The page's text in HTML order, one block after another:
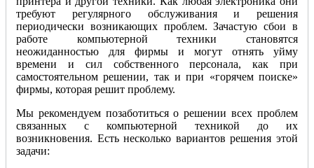
требуют регулярного обслуживания и решения
периодически возникающих проблем. Зачастую сбои в
работе компьютерной техники становятся
неожиданностью для фирмы и могут отнять уйму
времени и сил собственного персонала, как при
самостоятельном решении, так и при «горячем поиске»
фирмы, которая решит проблему.
Мы рекомендуем позаботиться о решении всех проблем
связанных с компьютерной техникой до их
возникновения. Есть несколько вариантов решения этой
задачи: